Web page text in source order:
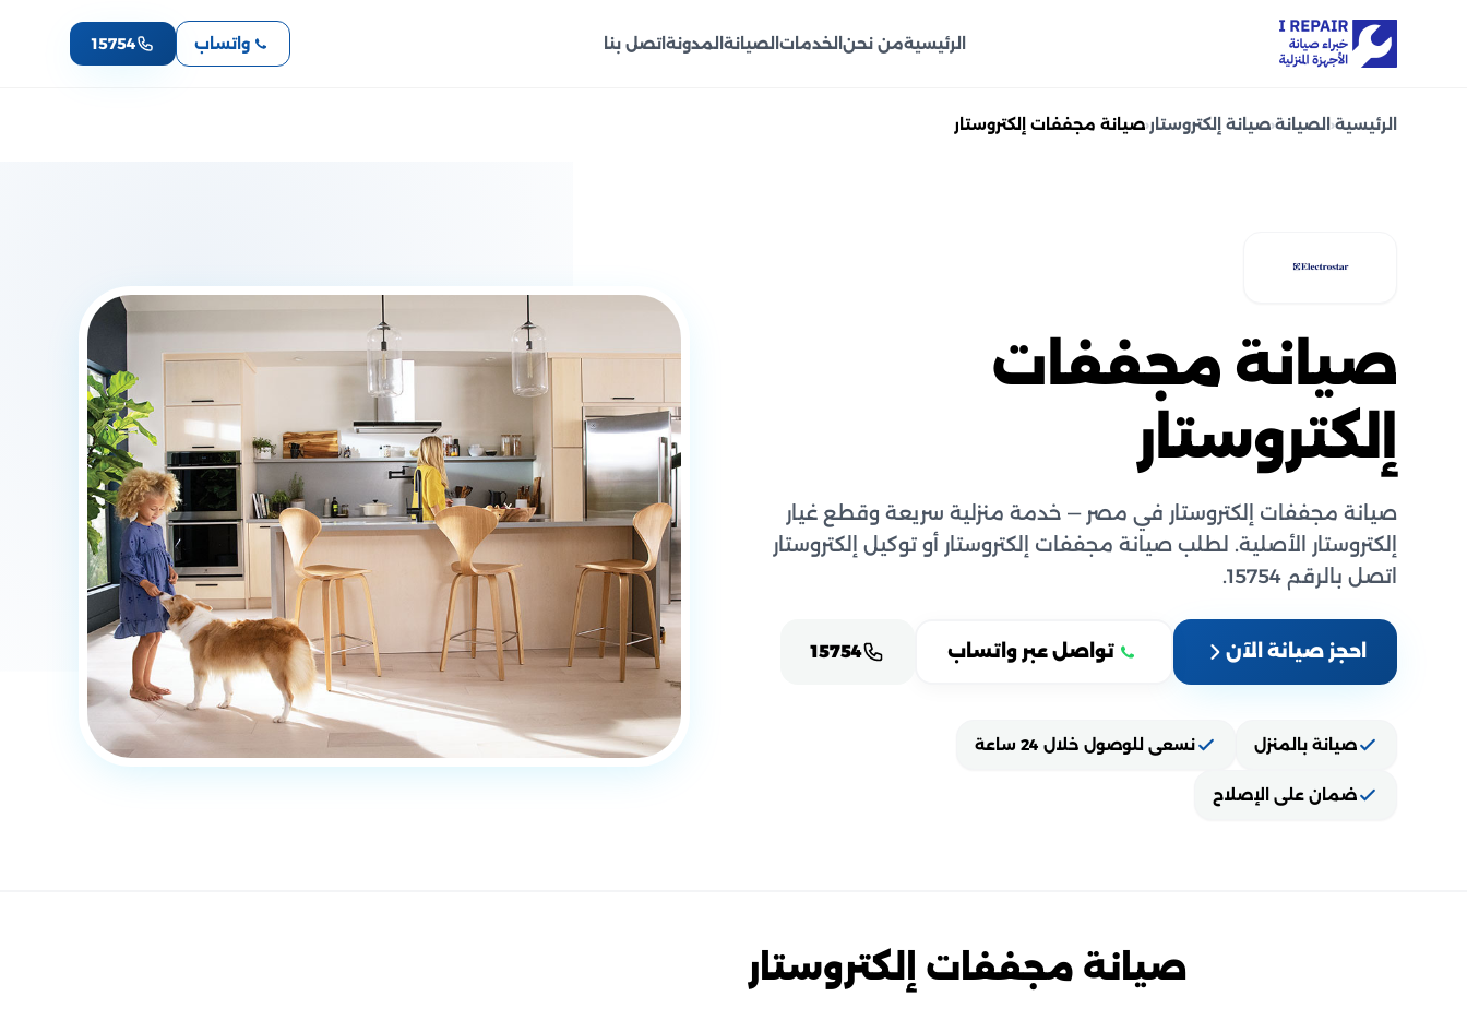
الرئيسيةمن نحن الخدمات الصيانة المدونةاتصل بنا واتساب 15754
الرئيسية‹ الصيانة‹صيانة إلكتروستار‹صيانة مجففات إلكتروستار
صيانة مجففات
إلكتروستار
صيانة مجففات إلكتروستار في مصر — خدمة منزلية سريعة وقطع غيار
إلكتروستار الأصلية. لطلب صيانة مجففات إلكتروستار أو توكيل إلكتروستار
اتصل بالرقم 15754.
احجز صيانة الآن تواصل عبر واتساب 15754
صيانة بالمنزل نسعى للوصول خلال 24 ساعة
ضمان على الإصلاح
صيانة مجففات إلكتروستار